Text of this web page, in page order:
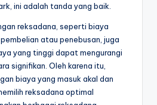
ini adalah tanda yang baik.
reksadana, seperti biaya
atau penebusan, juga
yang tinggi dapat mengurangi
signifikan. Oleh karena itu,
biaya yang masuk akal dan
reksadana optimal